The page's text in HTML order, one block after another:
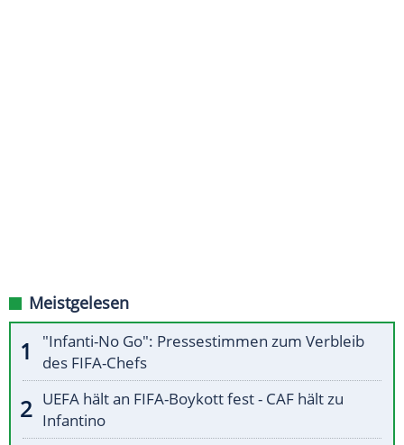
Meistgelesen
"Infanti-No Go": Pressestimmen zum Verbleib
des FIFA-Chefs
UEFA hält an FIFA-Boykott fest - CAF hält zu
Infantino